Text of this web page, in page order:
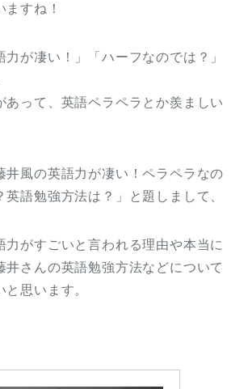
すね！
が凄い！」「ハーフなのでは？」
あって、英語ペラペラとか羨ましい
井風の英語力が凄い！ペラペラなの
英語勉強方法は？」と題しまして、
力がすごいと言われる理由や本当に
井さんの英語勉強方法などについて
思います。